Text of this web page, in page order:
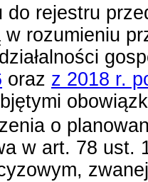
do rejestru
w rozumieniu
oraz z 2018 r.
o
w art. 78 ust.
,